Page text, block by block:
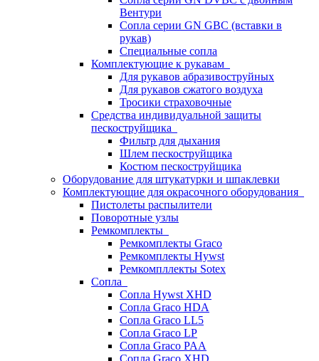
Вентури
Сопла серии GN GBC (вставки в
рукав)
Специальные сопла
Комплектующие к рукавам
Для рукавов абразивоструйных
Для рукавов сжатого воздуха
Тросики страховочные
Средства индивидуальной защиты
пескоструйщика
Фильтр для дыхания
Шлем пескоструйщика
Костюм пескоструйщика
Оборудование для штукатурки и шпаклевки
Комплектующие для окрасочного оборудования
Пистолеты распылители
Поворотные узлы
Ремкомплекты
Ремкомплекты Graco
Ремкомплекты Hywst
Ремкомпллекты Sotex
Сопла
Сопла Hywst XHD
Сопла Graco HDA
Сопла Graco LL5
Сопла Graco LP
Сопла Graco PAA
Сопла Graco XHD